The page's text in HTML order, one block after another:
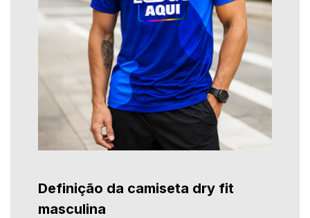
Definição da camiseta dry fit
masculina